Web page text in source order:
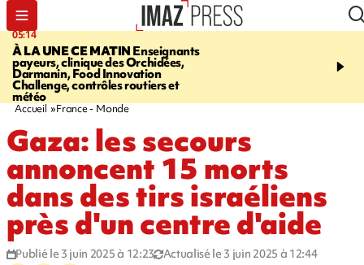
05:14
À LA UNE CE MATIN Enseignants
payeurs, clinique des Orchidées,
Darmanin, Food Innovation
Challenge, contrôles routiers et
météo
07:08
Orchidées pourrait
conséquences pour les
Accueil France - Monde
Gaza: les secours
annoncent 15 morts
dans des tirs israéliens
près d'un centre d'aide
Publié le 3 juin 2025 à 12:23 Actualisé le 3 juin 2025 à 12:44